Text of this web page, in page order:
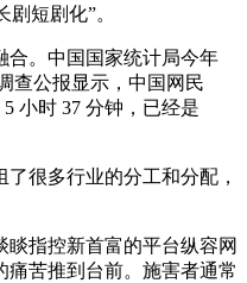
短剧化”。
合。中国国家统计局今年
查公报显示，中国网民
小时 37 分钟，已经是
很多行业的分工和分配，
指控新首富的平台纵容网
苦推到台前。施害者通常